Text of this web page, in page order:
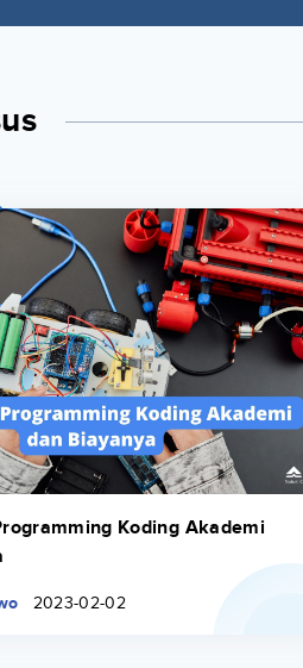
Koding Akademi
2023-02-02